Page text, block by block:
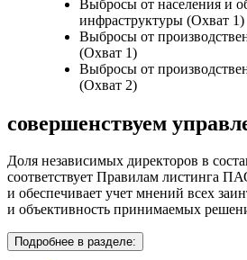
Выбросы от населения и
инфраструктуры (Охват 1)
Выбросы от
(Охват 1)
Выбросы от
(Охват 2)
совершенствуем
Доля независимых директоров в
соответствует Правилам листинга
и обеспечивает учет мнений всех
и объективность принимаемых
Подробнее в разделе: